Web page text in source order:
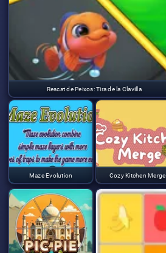
Rescat de Peixos: Tira de la Clavilla
Maze Evolution Cozy Kitchen Merge